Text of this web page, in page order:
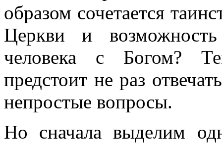
образом сочетается
Церкви и возможность
человека с Богом?
предстоит не раз
непростые вопросы.
Но сначала выделим